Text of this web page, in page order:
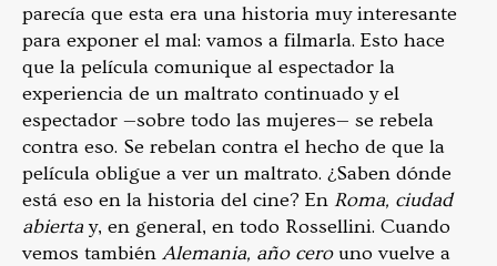
parecía que esta era una historia muy interesante
para exponer el mal: vamos a filmarla. Esto hace
que la película comunique al espectador la
experiencia de un maltrato continuado y el
espectador —sobre todo las mujeres— se rebela
contra eso. Se rebelan contra el hecho de que la
película obligue a ver un maltrato. ¿Saben dónde
está eso en la historia del cine? En Roma, ciudad
abiertay, en general, en todo Rossellini. Cuando
vemos también Alemania, año cero uno vuelve a